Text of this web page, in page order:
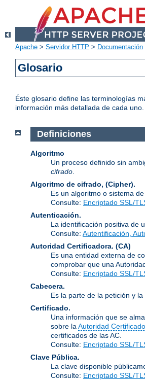
Apache > Servidor HTTP > Documentación
Glosario
Éste glosario define las terminologías
información más detallada de cada uno.
Definiciones
Algoritmo
Un proceso definido sin
cifrado
Algoritmo de cifrado, (Cipher).
Es un algoritmo o sistema
Consulte: Encriptado SSL/
Autenticación.
La identificación positiva de
Consulte: Autentificación,
Autoridad Certificadora. (CA)
Es una entidad externa de
comprobar que una
Consulte: Encriptado SSL/
Cabecera.
Es la parte de la petición y la
Certificado.
Una información que se
sobre la Autoridad
certificados de las AC.
Consulte: Encriptado SSL/
Clave Pública.
La clave disponible
Consulte: Encriptado SSL/